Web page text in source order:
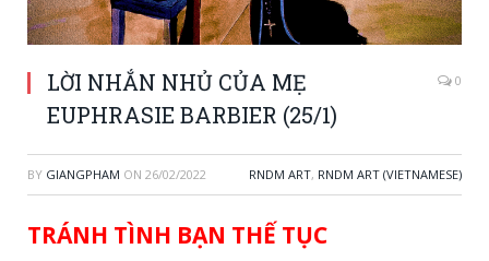
LỜI NHẮN NHỦ CỦA MẸ
EUPHRASIE BARBIER (25/1)
0
BY GIANGPHAM ON 26/02/2022 RNDM ART, RNDM ART (VIETNAMESE)
TRÁNH TÌNH BẠN THẾ TỤC